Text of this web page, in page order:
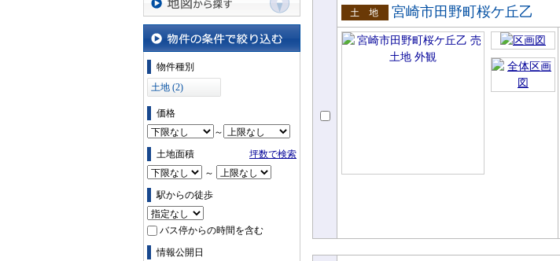
地図から探す
物件の条件で絞り込む
物件種別
土地 (2)
価格
～
土地面積
坪数で検索
～
駅からの徒歩
バス停からの時間を含む
情報公開日
売土地
宮崎市田野町桜ケ丘乙